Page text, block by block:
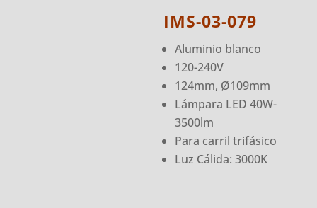
IMS-03-079
Aluminio blanco
120-240V
124mm, Ø109mm
Lámpara LED 40W-
3500lm
Para carril trifásico
Luz Cálida: 3000K